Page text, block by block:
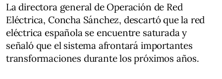
La directora general de Operación de Red
Eléctrica, Concha Sánchez, descartó que la red
eléctrica española se encuentre saturada y
señaló que el sistema afrontará importantes
transformaciones durante los próximos años.